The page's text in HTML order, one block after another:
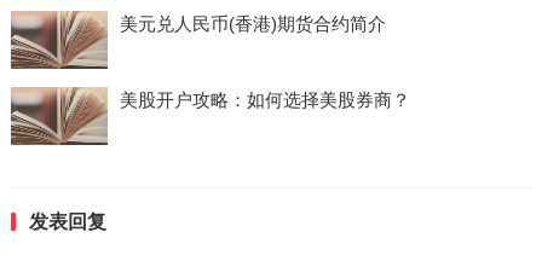
美元兑人民币(香港)期货合约简介
美股开户攻略：如何选择美股券商？
发表回复